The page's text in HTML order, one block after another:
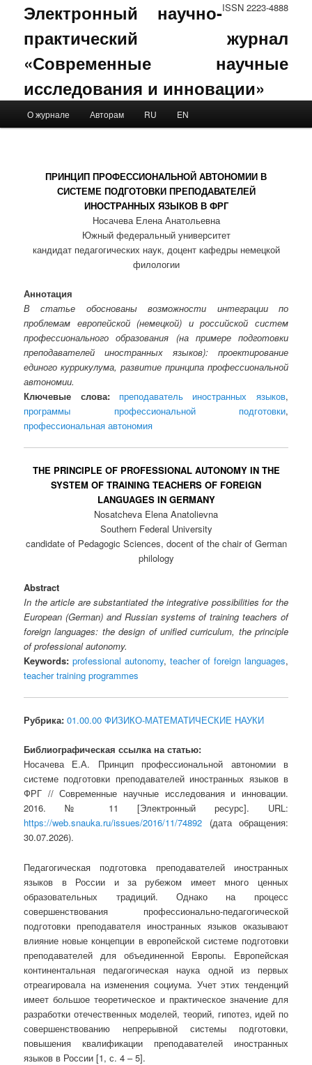
ISSN 2223-4888
Электронный научно-
практический журнал
«Современные научные
исследования и инновации»
Skip to primary content
Skip to secondary content
О журнале Авторам RU EN
ПРИНЦИП ПРОФЕССИОНАЛЬНОЙ АВТОНОМИИ В
СИСТЕМЕ ПОДГОТОВКИ ПРЕПОДАВАТЕЛЕЙ
ИНОСТРАННЫХ ЯЗЫКОВ В ФРГ
Носачева Елена Анатольевна
Южный федеральный университет
кандидат педагогических наук, доцент кафедры немецкой
филологии
Аннотация
В статье обоснованы возможности интеграции по
проблемам европейской (немецкой) и российской систем
профессионального образования (на примере подготовки
преподавателей иностранных языков): проектирование
единого куррикулума, развитие принципа профессиональной
автономии.
Ключевые слова:
преподаватель иностранных языков,
программы профессиональной подготовки,
профессиональная автономия
THE PRINCIPLE OF PROFESSIONAL AUTONOMY IN THE
SYSTEM OF TRAINING TEACHERS OF FOREIGN
LANGUAGES IN GERMANY
Nosatcheva Elena Anatolievna
Southern Federal University
candidate of Pedagogic Sciences, docent of the chair of German
philology
Abstract
In the article are substantiated the integrative possibilities for the
European (German) and Russian systems of training teachers of
foreign languages: the design of unified curriculum, the principle
of professional autonomy.
Keywords: professional autonomy, teacher of foreign languages,
teacher training programmes
Рубрика: 01.00.00 ФИЗИКО-МАТЕМАТИЧЕСКИЕ НАУКИ
Библиографическая ссылка на статью:
Носачева Е.А. Принцип профессиональной автономии в
системе подготовки преподавателей иностранных языков в
ФРГ // Современные научные исследования и инновации.
2016. № 11 [Электронный ресурс]. URL:
https://web.snauka.ru/issues/2016/11/74892 (дата обращения:
30.07.2026).
Педагогическая подготовка преподавателей иностранных
языков в России и за рубежом имеет много ценных
образовательных традиций. Однако на процесс
совершенствования профессионально-педагогической
подготовки преподавателя иностранных языков оказывают
влияние новые концепции в европейской системе подготовки
преподавателей для объединенной Европы. Европейская
континентальная педагогическая наука одной из первых
отреагировала на изменения социума. Учет этих тенденций
имеет большое теоретическое и практическое значение для
разработки отечественных моделей, теорий, гипотез, идей по
совершенствованию непрерывной системы подготовки,
повышения квалификации преподавателей иностранных
языков в России [1, с. 4 – 5].